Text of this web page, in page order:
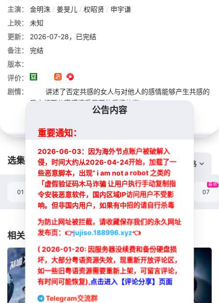
主演：
金明洙 / 姜旻儿 / 权昭贤 / 申宇谦
上映：
未知
更新：
2026-07-28，已完结
备注：
完结
版本：
评价：
剧情：
讲述了否定共感的女人与对他人的感情能够产生共感的
男人相互分享感情后展开的爱情故事。
选集播放: 切换线路
01 02 03 04 05 06 07
最新
相关推荐
公告内容
重要通知：
2026-06-03：因为海外节点账户被破解入
侵，时间大约从2026-04-24开始，加载了一
些恶意脚本，出现” i am not a robot 之类的
「虚假验证码木马诈骗 让用户执行手动复制指
令安装恶意软件，国内区域IP访问用户不受影
响。但非国内用户，如果有中招的请自行杀毒
为防止网址被拦截，请收藏保存我们的永久网址
发布页： 👉jujiso.188996.xyz👈
( 2026-01-20: 因服务器没续费和备份硬盘损
坏，大部分粤语资源失效，现重新开放评论区，
如一些旧粤语资源需要重新上架，可留言评论，
有时间可能恢复),点击进入【评论分享】页面
Telegram交流群